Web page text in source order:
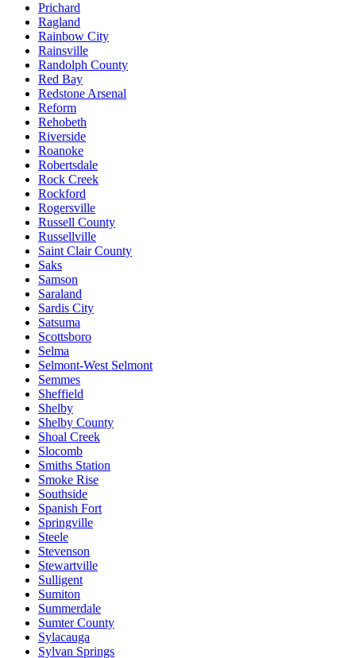
Prichard
Ragland
Rainbow City
Rainsville
Randolph County
Red Bay
Redstone Arsenal
Reform
Rehobeth
Riverside
Roanoke
Robertsdale
Rock Creek
Rockford
Rogersville
Russell County
Russellville
Saint Clair County
Saks
Samson
Saraland
Sardis City
Satsuma
Scottsboro
Selma
Selmont-West Selmont
Semmes
Sheffield
Shelby
Shelby County
Shoal Creek
Slocomb
Smiths Station
Smoke Rise
Southside
Spanish Fort
Springville
Steele
Stevenson
Stewartville
Sulligent
Sumiton
Summerdale
Sumter County
Sylacauga
Sylvan Springs